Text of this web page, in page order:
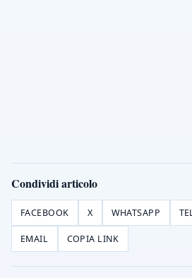
Condividi articolo
FACEBOOK X WHATSAPP
EMAIL COPIA LINK